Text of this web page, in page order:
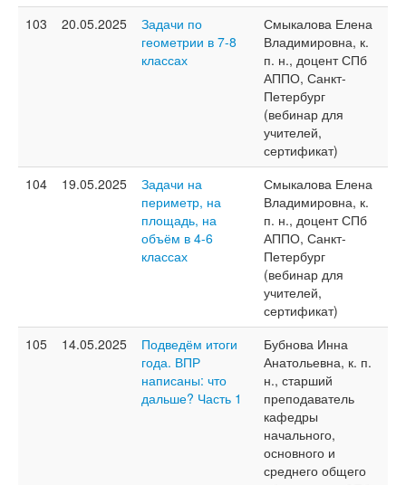
103
20.05.2025
Задачи по
геометрии в 7-8
классах
Смыкалова Елена
Владимировна, к.
п. н., доцент СПб
АППО, Санкт-
Петербург
(вебинар для
учителей,
сертификат)
104
19.05.2025
Задачи на
периметр, на
площадь, на
объём в 4-6
классах
Смыкалова Елена
Владимировна, к.
п. н., доцент СПб
АППО, Санкт-
Петербург
(вебинар для
учителей,
сертификат)
105
14.05.2025
Подведём итоги
года. ВПР
написаны: что
дальше? Часть 1
Бубнова Инна
Анатольевна, к. п.
н., старший
преподаватель
кафедры
начального,
основного и
среднего общего